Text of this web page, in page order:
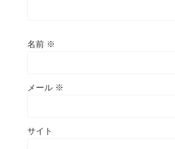
名前 ※
メール ※
サイト